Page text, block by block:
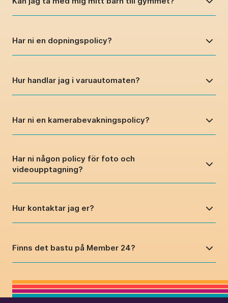
Har ni en dopningspolicy?
Hur handlar jag i varuautomaten?
Har ni en kamerabevakningspolicy?
Har ni någon policy för foto och
videoupptagning?
Hur kontaktar jag er?
Finns det bastu på Member 24?